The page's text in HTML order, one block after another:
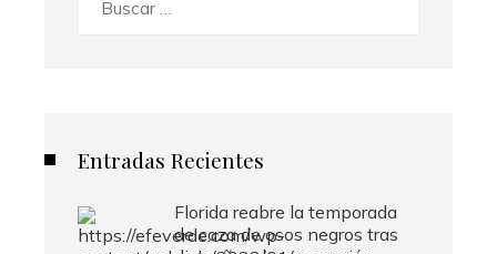
Entradas Recientes
Florida reabre la temporada
de caza de osos negros tras